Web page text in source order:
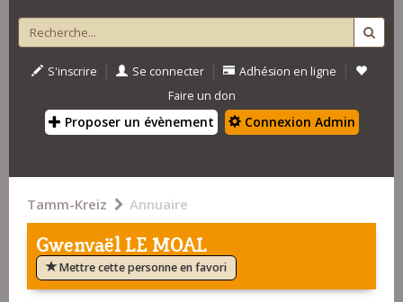
S'inscrire | Se connecter | Adhésion en ligne |
Faire un don
Proposer un évènement Connexion Admin
Tamm-Kreiz Annuaire
Gwenvaël LE MOAL
Mettre cette personne en favori